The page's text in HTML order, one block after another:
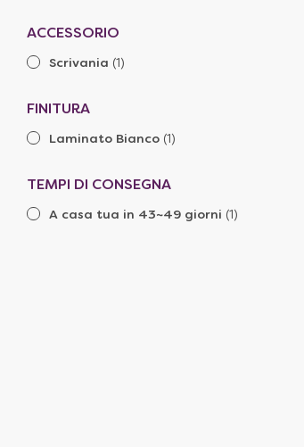
ACCESSORIO
Scrivania (1)
FINITURA
Laminato Bianco (1)
TEMPI DI CONSEGNA
A casa tua in 43~49 giorni (1)